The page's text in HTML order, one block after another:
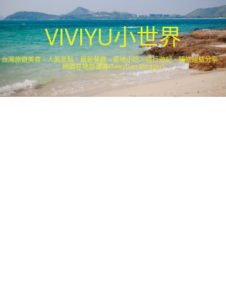
VIVIYU小世界
台灣旅遊美食、人氣景點、最新餐廳、各地小吃、旅行遊記、購物經驗分享．
桃園在地部落客(Taoyuan Blogger)